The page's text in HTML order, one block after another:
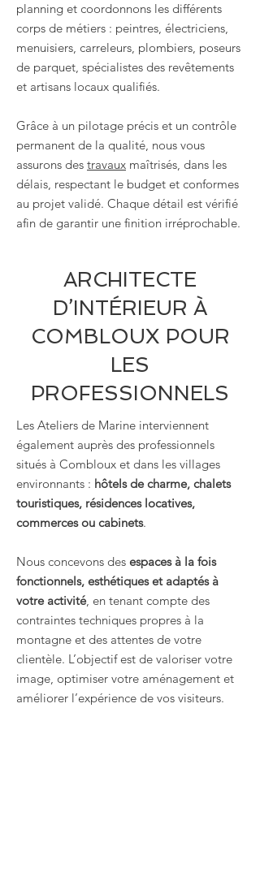
planning et coordonnons les différents
corps de métiers : peintres, électriciens,
menuisiers, carreleurs, plombiers, poseurs
de parquet, spécialistes des revêtements
et artisans locaux qualifiés.
Grâce à un pilotage précis et un contrôle
permanent de la qualité, nous vous
assurons des travaux maîtrisés, dans les
délais, respectant le budget et conformes
au projet validé. Chaque détail est vérifié
afin de garantir une finition irréprochable.
ARCHITECTE
D’INTÉRIEUR À
COMBLOUX POUR
LES
PROFESSIONNELS
Les Ateliers de Marine interviennent
également auprès des professionnels
situés à Combloux et dans les villages
environnants : hôtels de charme, chalets
touristiques, résidences locatives,
commerces ou cabinets.
Nous concevons des espaces à la fois
fonctionnels, esthétiques et adaptés à
votre activité, en tenant compte des
contraintes techniques propres à la
montagne et des attentes de votre
clientèle. L’objectif est de valoriser votre
image, optimiser votre aménagement et
améliorer l’expérience de vos visiteurs.